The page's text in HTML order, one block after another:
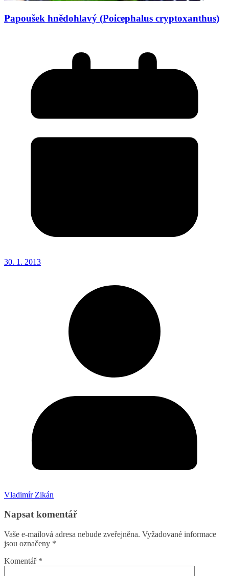
Papoušek hnědohlavý (Poicephalus cryptoxanthus)
30. 1. 2013
Vladimír Zikán
Napsat komentář
Vaše e-mailová adresa nebude zveřejněna. Vyžadované informace
jsou označeny *
Komentář *